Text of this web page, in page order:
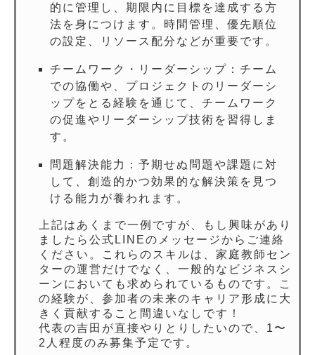
的に管理し、期限内に目標を達成する方
法を身につけます。時間管理、優先順位
の設定、リソース配分などが重要です。
チームワーク・リーダーシップ：チーム
での協働や、プロジェクトのリーダーシ
ップをとる経験を通じて、チームワーク
の促進やリーダーシップ技術を習得しま
す。
問題解決能力：予期せぬ問題や課題に対
して、創造的かつ効果的な解決策を見つ
ける能力が養われます。
上記はあくまで一例ですが、もし興味があり
ましたら公式LINEのメッセージからご連絡
ください。これらのスキルは、家庭教師セン
ターの運営だけでなく、一般的なビジネスシ
ーンにおいても求められているものです。こ
の経験が、参加者の未来のキャリア形成に大
きく貢献すること間違いなしです！
代表の吉田が直接やりとりしたいので、1〜
2人程度のみ募集予定です。